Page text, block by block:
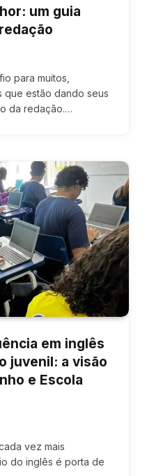
um guia
para muitos,
que estão dando seus
da redação.…
em inglês
juvenil: a visão
e Escola
vez mais
do inglês é porta de